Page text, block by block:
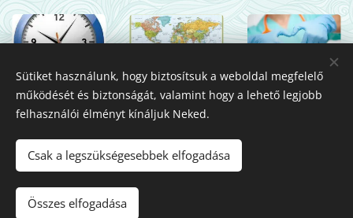
Rendelési
idö
Ki tartozik
hozzánk?
Új beteg
©2016 DR Lamboy Beáta - háziorvos
Sütiket használunk, hogy biztosítsuk a weboldal megfelelő
működését és biztonságát, valamint hogy a lehető legjobb
felhasználói élményt kínáljuk Neked.
Csak a legszükségesebbek elfogadása
Összes elfogadása